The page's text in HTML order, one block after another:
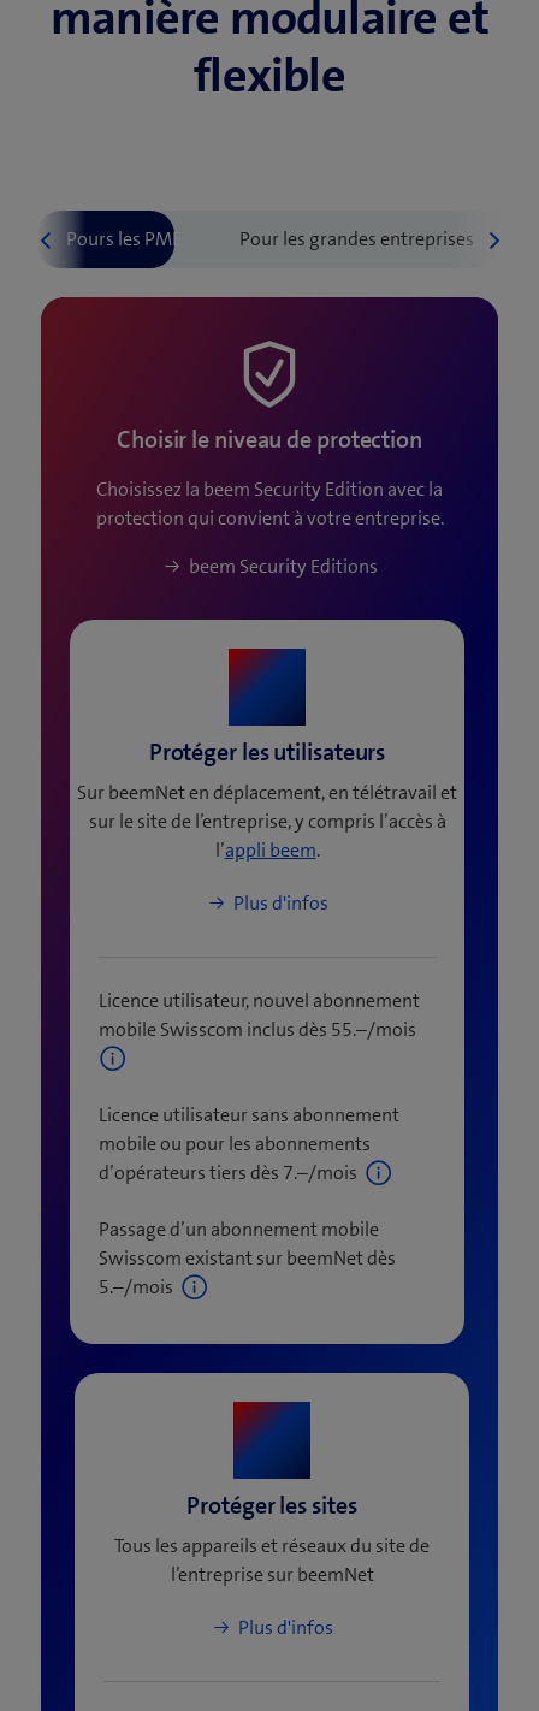
vous disposez d’une vue agrégée et anonyme de ces
événements dans le tableau de bord de sécurité.
manière modulaire et
flexible
Choisir le niveau de protection
Choisissez la beem Security Edition avec la
protection qui convient à votre entreprise.
beem Security Editions
Protéger les utilisateurs
Sur beemNet en déplacement, en télétravail et
sur le site de l’entreprise, y compris l’accès à
l’appli beem.
Plus d'infos
Licence utilisateur, nouvel abonnement
mobile Swisscom inclus dès 55.–/mois
Licence utilisateur sans abonnement
mobile ou pour les abonnements
d’opérateurs tiers dès 7.–/mois
Passage d’un abonnement mobile
Swisscom existant sur beemNet dès
5.–/mois
Protéger les sites
Tous les appareils et réseaux du site de
l’entreprise sur beemNet
Plus d'infos